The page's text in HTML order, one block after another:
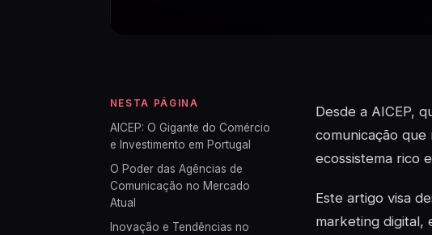
NESTA PÁGINA
AICEP: O Gigante do Comércio
e Investimento em Portugal
O Poder das Agências de
Comunicação no Mercado
Atual
Inovação e Tendências no
Desde a AICEP,
comunicação
ecossistema rico
Este artigo visa
marketing digital,